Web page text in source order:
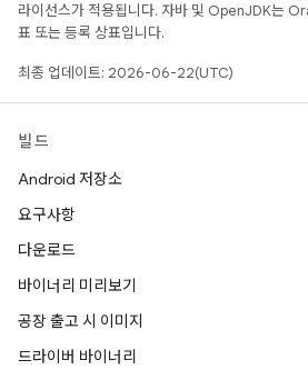
라이선스가 적용됩니다. 자바 및 OpenJDK는
표 또는 등록 상표입니다.
최종 업데이트: 2026-06-22(UTC)
빌드
Android 저장소
요구사항
다운로드
바이너리 미리보기
공장 출고 시 이미지
드라이버 바이너리